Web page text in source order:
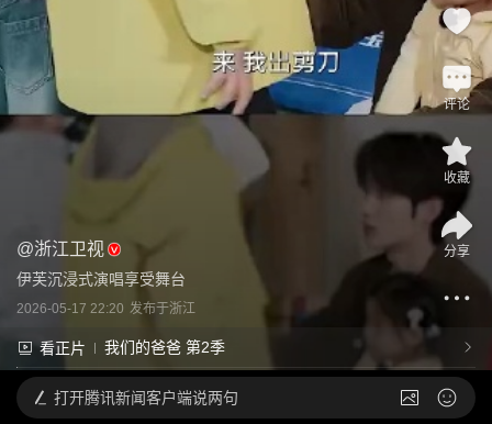
@浙江卫视
伊芙沉浸式演唱享受舞台
2026-05-17 22:20 发布于浙江
看正片 我们的爸爸 第2季
评论
收藏
分享
打开腾讯新闻客户端说两句